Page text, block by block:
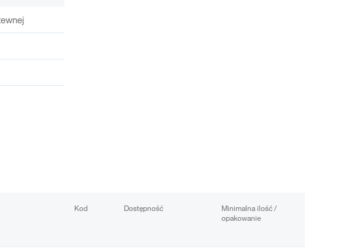
Kod Dostępność
Minimalna ilość /
opakowanie